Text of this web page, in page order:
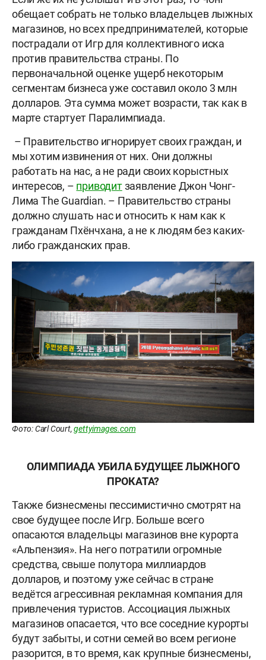
обещает собрать не только владельцев лыжных
магазинов, но всех предпринимателей, которые
пострадали от Игр для коллективного иска
против правительства страны. По
первоначальной оценке ущерб некоторым
сегментам бизнеса уже составил около 3 млн
долларов. Эта сумма может возрасти, так как в
марте стартует Паралимпиада.
– Правительство игнорирует своих граждан, и
мы хотим извинения от них. Они должны
работать на нас, а не ради своих корыстных
интересов, – приводитзаявление Джон Чонг-
Лима The Guardian. – Правительство страны
должно слушать нас и относить к нам как к
гражданам Пхёнчхана, а не к людям без каких-
либо гражданских прав.
Фото: Carl Court,gettyimages.com
ОЛИМПИАДА УБИЛА БУДУЩЕЕ ЛЫЖНОГО
ПРОКАТА?
Также бизнесмены пессимистично смотрят на
свое будущее после Игр. Больше всего
опасаются владельцы магазинов вне курорта
«Альпензия». На него потратили огромные
средства, свыше полутора миллиардов
долларов, и поэтому уже сейчас в стране
ведётся агрессивная рекламная компания для
привлечения туристов. Ассоциация лыжных
магазинов опасается, что все соседние курорты
будут забыты, и сотни семей во всем регионе
разорится, в то время, как крупные бизнесмены,